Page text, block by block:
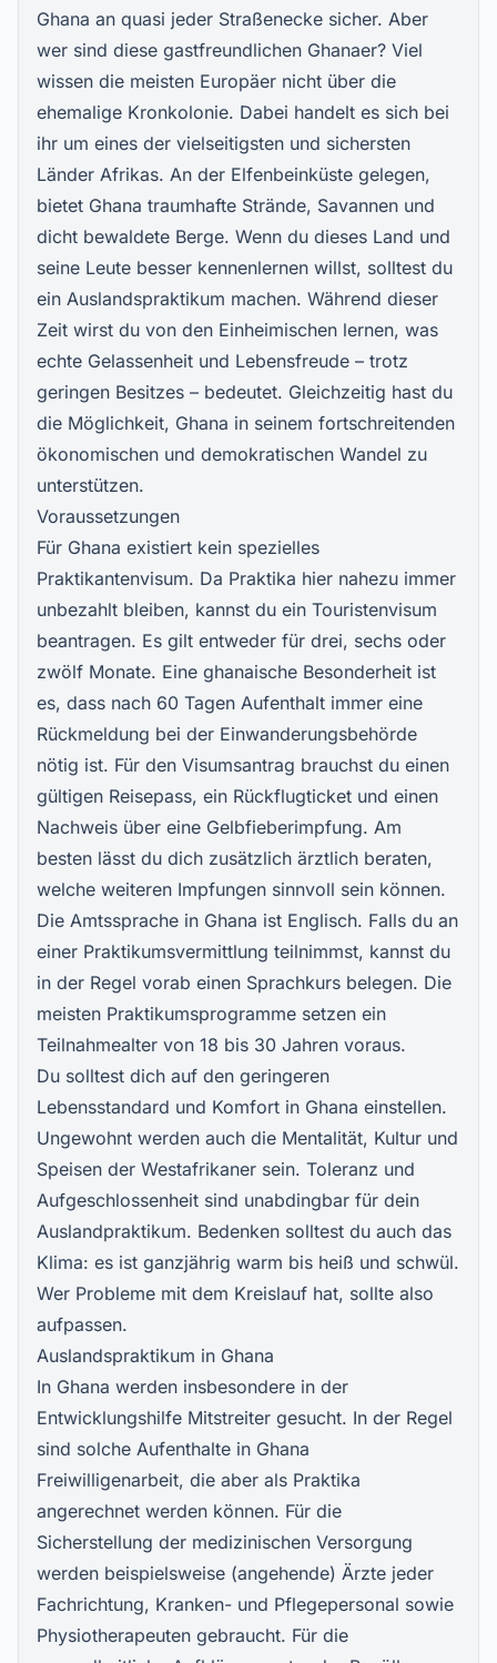
Ghana an quasi jeder Straßenecke sicher. Aber
wer sind diese gastfreundlichen Ghanaer? Viel
wissen die meisten Europäer nicht über die
ehemalige Kronkolonie. Dabei handelt es sich bei
ihr um eines der vielseitigsten und sichersten
Länder Afrikas. An der Elfenbeinküste gelegen,
bietet Ghana traumhafte Strände, Savannen und
dicht bewaldete Berge. Wenn du dieses Land und
seine Leute besser kennenlernen willst, solltest du
ein Auslandspraktikum machen. Während dieser
Zeit wirst du von den Einheimischen lernen, was
echte Gelassenheit und Lebensfreude – trotz
geringen Besitzes – bedeutet. Gleichzeitig hast du
die Möglichkeit, Ghana in seinem fortschreitenden
ökonomischen und demokratischen Wandel zu
unterstützen.
Voraussetzungen
Für Ghana existiert kein spezielles
Praktikantenvisum. Da Praktika hier nahezu immer
unbezahlt bleiben, kannst du ein Touristenvisum
beantragen. Es gilt entweder für drei, sechs oder
zwölf Monate. Eine ghanaische Besonderheit ist
es, dass nach 60 Tagen Aufenthalt immer eine
Rückmeldung bei der Einwanderungsbehörde
nötig ist. Für den Visumsantrag brauchst du einen
gültigen Reisepass, ein Rückflugticket und einen
Nachweis über eine Gelbfieberimpfung. Am
besten lässt du dich zusätzlich ärztlich beraten,
welche weiteren Impfungen sinnvoll sein können.
Die Amtssprache in Ghana ist Englisch. Falls du an
einer Praktikumsvermittlung teilnimmst, kannst du
in der Regel vorab einen Sprachkurs belegen. Die
meisten Praktikumsprogramme setzen ein
Teilnahmealter von 18 bis 30 Jahren voraus.
Du solltest dich auf den geringeren
Lebensstandard und Komfort in Ghana einstellen.
Ungewohnt werden auch die Mentalität, Kultur und
Speisen der Westafrikaner sein. Toleranz und
Aufgeschlossenheit sind unabdingbar für dein
Auslandpraktikum. Bedenken solltest du auch das
Klima: es ist ganzjährig warm bis heiß und schwül.
Wer Probleme mit dem Kreislauf hat, sollte also
aufpassen.
Auslandspraktikum in Ghana
In Ghana werden insbesondere in der
Entwicklungshilfe Mitstreiter gesucht. In der Regel
sind solche Aufenthalte in Ghana
Freiwilligenarbeit, die aber als Praktika
angerechnet werden können. Für die
Sicherstellung der medizinischen Versorgung
werden beispielsweise (angehende) Ärzte jeder
Fachrichtung, Kranken- und Pflegepersonal sowie
Physiotherapeuten gebraucht. Für die